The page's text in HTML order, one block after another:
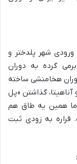
شهر پلدختر و
گرده به دوران
هخامنشی ساخته
گذاشتن «پل
همین یه طاق هم
قراره به زودی ثبت